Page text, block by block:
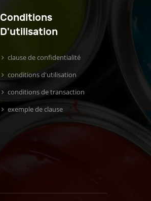
Conditions
D'utilisation
clause de confidentialité
conditions d'utilisation
conditions de transaction
exemple de clause